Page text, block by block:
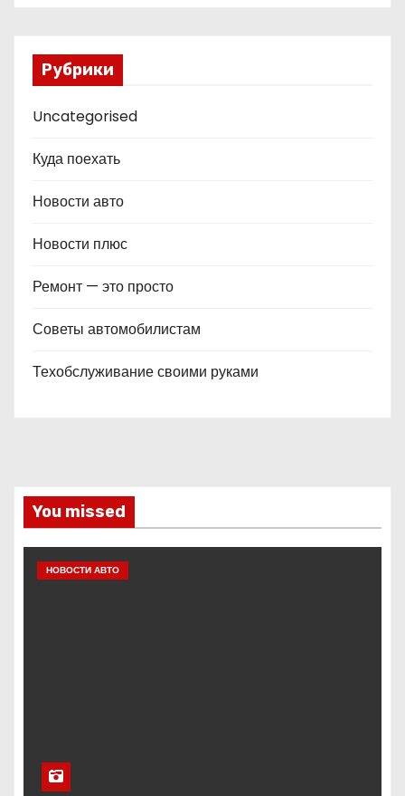
Рубрики
Uncategorised
Куда поехать
Новости авто
Новости плюс
Ремонт — это просто
Советы автомобилистам
Техобслуживание своими руками
You missed
НОВОСТИ АВТО